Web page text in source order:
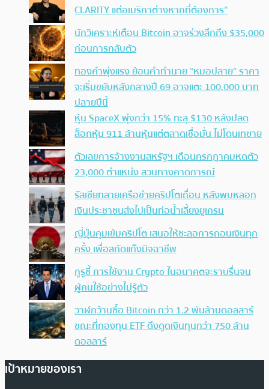
CLARITY แต่อเมริกาต่างหากที่ต้องการ”
นักวิเคราะห์เตือน Bitcoin อาจร่วงลึกถึง $35,000
ก่อนการกลับตัว
ทองคำพุ่งแรง ย้อนคำทำนาย “หมอปลาย” ราคา
จะเริ่มขยับหลังกลางปี 69 อาจแตะ 100,000 บาท
ปลายปีนี้
หุ้น SpaceX พุ่งกว่า 15% ทะลุ $130 หลังปลด
ล็อกหุ้น 911 ล้านหุ้นแต่ตลาดเชื่อมั่น ไม่โดนเทขาย
ตัวเลขการจ้างงานสหรัฐฯ เดือนกรกฎาคมหดตัว
23,000 ตำแหน่ง สวนทางคาดการณ์
รัสเซียทลายเครือข่ายคริปโตเถื่อน หลังพบหลอก
เงินประชาชนส่งไปเป็นท่อน้ำเลี้ยงยูเครน
ญี่ปุ่นคุมเข้มคริปโต เสนอให้ชะลอการถอนเงินทุก
ครั้ง เพื่อสกัดแก๊งมิจฉาชีพ
กูรูชี้ การใช้งาน Crypto ในอนาคตจะราบรื่นจน
ผู้คนใช้อย่างไม่รู้ตัว
วาฬกว้านซื้อ Bitcoin กว่า 1.2 พันล้านดอลลาร์
ขณะที่กองทุน ETF ดึงดูดเงินทุนกว่า 750 ล้าน
ดอลลาร์
เป้าหมายของเรา